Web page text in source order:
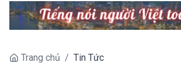
Trang chủ / Tin Tức